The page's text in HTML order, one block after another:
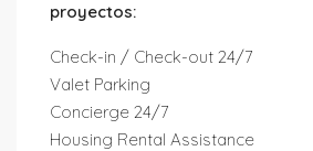
proyectos:
Check-in / Check-out 24/7
Valet Parking
Concierge 24/7
Housing Rental Assistance